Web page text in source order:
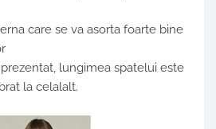
care se va asorta foarte bine
lungimea spatelui este
la celalalt.